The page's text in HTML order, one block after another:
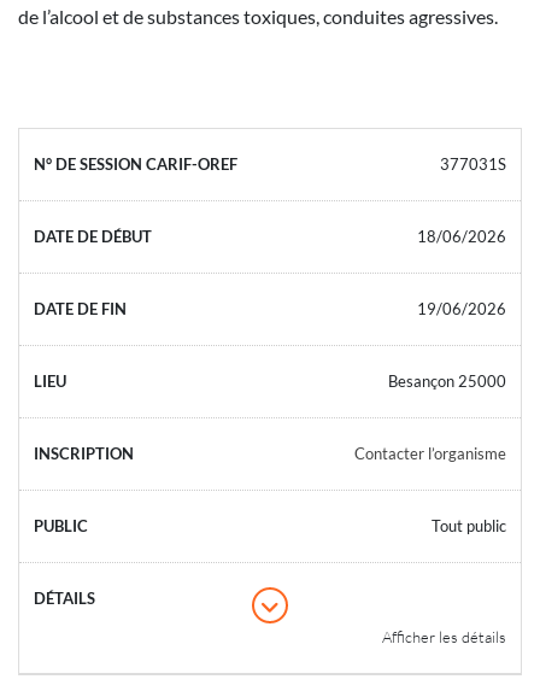
de l’alcool et de substances toxiques, conduites agressives.
377031S
18/06/2026
19/06/2026
Besançon 25000
Contacter l’organisme
Tout public
Afficher les détails